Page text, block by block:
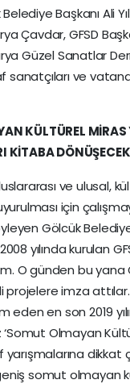
Başkanı Ali
Çavdar, GFSD
Güzel Sanatlar
ve
KÜLTÜREL
KİTABA DÖNÜŞECEK
ve ulusal,
için
Gölcük
yılında kurulan
O günden bu
projelere imza attılar.
eden en son 2019
Olmayan
yarışmalarına
somut olmayan